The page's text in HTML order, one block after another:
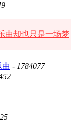
曲却也只是一场梦
- 1784077